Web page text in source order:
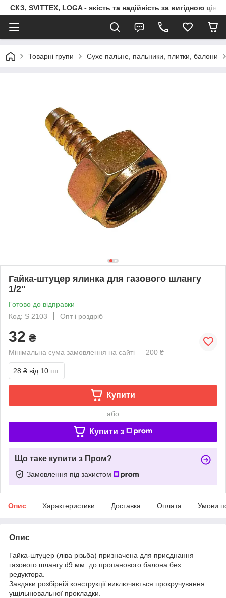
СКЗ, SVITTEX, LOGA - якість та надійність за вигідною
Товарні групи Сухе пальне, пальники, плитки, балони
Гайка-штуцер ялинка для газового шлангу
1/2"
Готово до відправки
Код: S 2103
Опт і роздріб
32 ₴
Мінімальна сума замовлення на сайті — 200 ₴
28 ₴ від 10 шт.
Купити
або
Купити з
Що таке купити з Пром?
Замовлення під захистом
Опис Характеристики Доставка Оплата Умови
Опис
Гайка-штуцер (ліва різьба) призначена для приєднання
газового шлангу d9 мм. до пропанового балона без
редуктора.
Завдяки розбірній конструкції виключається прокручування
ущільнювальної прокладки.